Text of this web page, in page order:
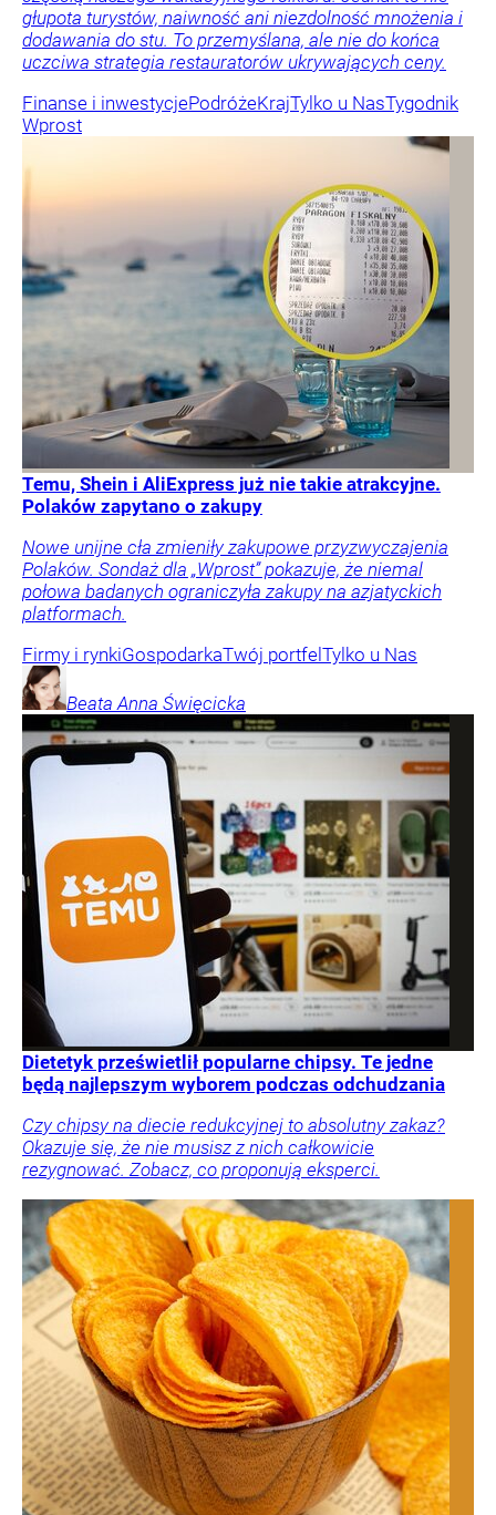
głupota turystów, naiwność ani niezdolność mnożenia i
dodawania do stu. To przemyślana, ale nie do końca
uczciwa strategia restauratorów ukrywających ceny.
Finanse i inwestycjePodróżeKrajTylko u NasTygodnik
Wprost
Temu, Shein i AliExpress już nie takie atrakcyjne.
Polaków zapytano o zakupy
Nowe unijne cła zmieniły zakupowe przyzwyczajenia
Polaków. Sondaż dla „Wprost” pokazuje, że niemal
połowa badanych ograniczyła zakupy na azjatyckich
platformach.
Firmy i rynkiGospodarkaTwój portfel Tylko u Nas
Beata Anna Święcicka
Dietetyk prześwietlił popularne chipsy. Te jedne
będą najlepszym wyborem podczas odchudzania
Czy chipsy na diecie redukcyjnej to absolutny zakaz?
Okazuje się, że nie musisz z nich całkowicie
rezygnować. Zobacz, co proponują eksperci.